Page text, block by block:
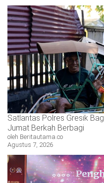
Satlantas Polres Gresik
Jumat Berkah Berbagi
oleh Beritautama.co
Agustus 7, 2026